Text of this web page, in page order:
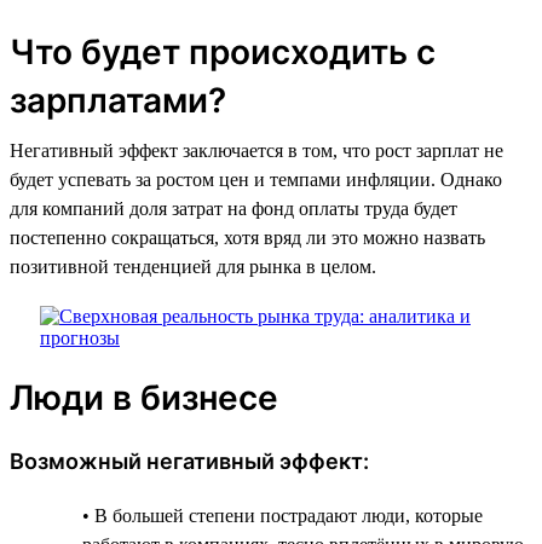
Что будет происходить с
зарплатами?
Негативный эффект заключается в том, что рост зарплат не
будет успевать за ростом цен и темпами инфляции. Однако
для компаний доля затрат на фонд оплаты труда будет
постепенно сокращаться, хотя вряд ли это можно назвать
позитивной тенденцией для рынка в целом.
Люди в бизнесе
Возможный негативный эффект:
• В большей степени пострадают люди, которые